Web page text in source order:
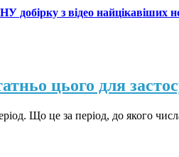
з відео найцікавіших
цього для
Що це за період, до якого